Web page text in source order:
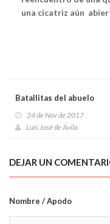
una cicatriz aún
Batallitas del abuelo
24 de Nov de 2017
Luis José de Ávila
DEJAR UN
Nombre / Apodo